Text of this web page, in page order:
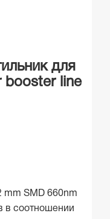
для
booster line
mm SMD 660nm
в соотношении